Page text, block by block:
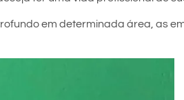
em determinada área, as